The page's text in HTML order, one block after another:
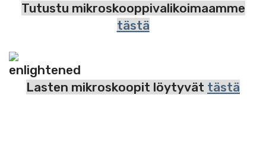
Tutustu mikroskooppivalikoimaamme
tästä
Lasten mikroskoopit löytyvät tästä